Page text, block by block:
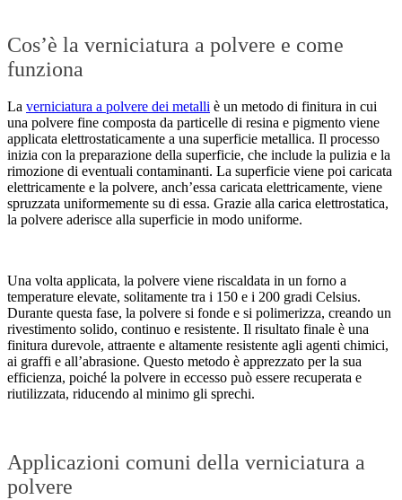
Cos’è la verniciatura a polvere e come
funziona
La verniciatura a polvere dei metalli è un metodo di finitura in cui
una polvere fine composta da particelle di resina e pigmento viene
applicata elettrostaticamente a una superficie metallica. Il processo
inizia con la preparazione della superficie, che include la pulizia e la
rimozione di eventuali contaminanti. La superficie viene poi caricata
elettricamente e la polvere, anch’essa caricata elettricamente, viene
spruzzata uniformemente su di essa. Grazie alla carica elettrostatica,
la polvere aderisce alla superficie in modo uniforme.
Una volta applicata, la polvere viene riscaldata in un forno a
temperature elevate, solitamente tra i 150 e i 200 gradi Celsius.
Durante questa fase, la polvere si fonde e si polimerizza, creando un
rivestimento solido, continuo e resistente. Il risultato finale è una
finitura durevole, attraente e altamente resistente agli agenti chimici,
ai graffi e all’abrasione. Questo metodo è apprezzato per la sua
efficienza, poiché la polvere in eccesso può essere recuperata e
riutilizzata, riducendo al minimo gli sprechi.
Applicazioni comuni della verniciatura a
polvere